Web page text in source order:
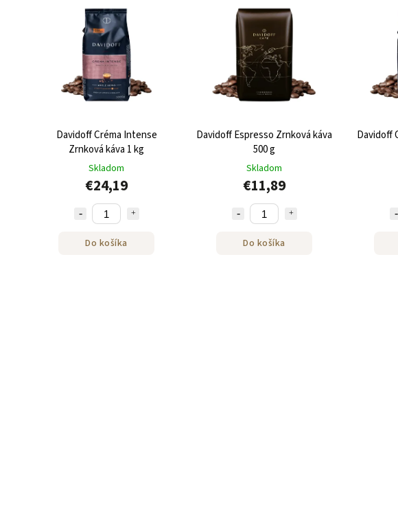
Davidoff Créma Intense
Zrnková káva 1 kg
Skladom
€24,19
Do košíka
Davidoff Espresso Zrnková káva
500 g
Skladom
€11,89
Do košíka
Davidoff